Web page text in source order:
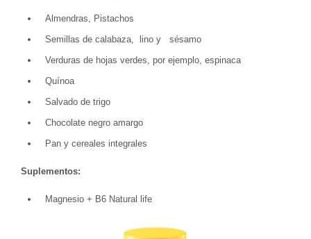
Almendras, Pistachos
Semillas de calabaza, lino y sésamo
Verduras de hojas verdes, por ejemplo, espinaca
Quínoa
Salvado de trigo
Chocolate negro amargo
Pan y cereales integrales
Suplementos:
Magnesio + B6 Natural life